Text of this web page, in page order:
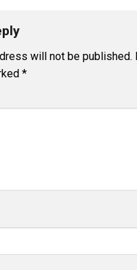
will not be published.
*